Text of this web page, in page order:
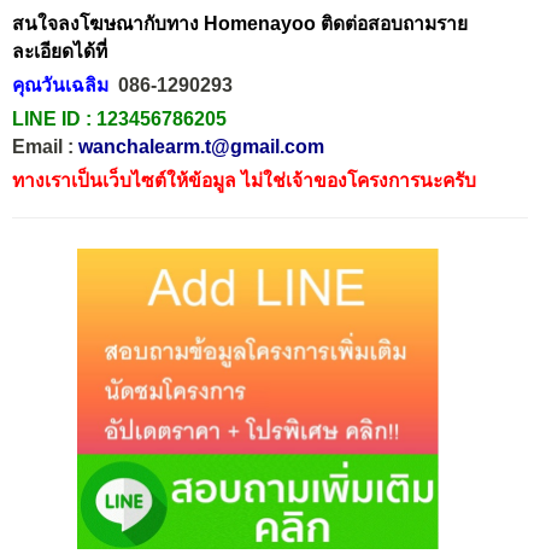
สนใจลงโฆษณากับทาง Homenayoo ติดต่อสอบถามราย
ละเอียดได้ที่
คุณวันเฉลิม 086-1290293
LINE ID : 123456786205
Email : wanchalearm.t@gmail.com
ทางเราเป็นเว็บไซต์ให้ข้อมูล ไม่ใช่เจ้าของโครงการนะครับ